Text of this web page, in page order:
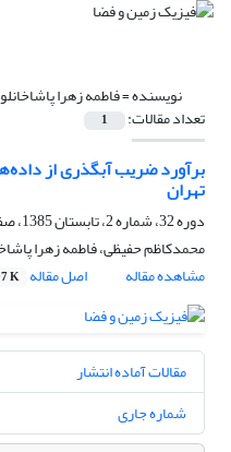
نویسنده =فاطمه زهرا پاشاخانلو
تعداد مقالات: 1
برآورد ضریب آبگذری از
تهران
دوره 32، شماره 2، تابستان 1385، صفحه
محمدکاظم حفیظی، فاطمه زهرا
مشاهده مقاله
اصل مقاله K
مقالات آماده انتشار
شماره جاری